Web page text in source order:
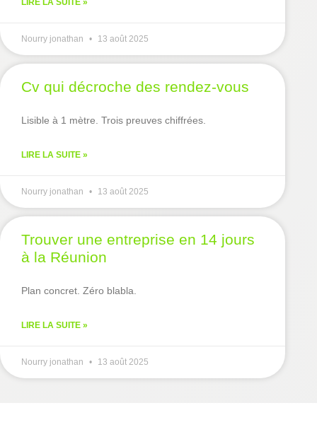
Nourry jonathan 13 août 2025
Cv qui décroche des rendez-vous
Lisible à 1 mètre. Trois preuves chiffrées.
LIRE LA SUITE »
Nourry jonathan 13 août 2025
Trouver une entreprise en 14 jours
à la Réunion
Plan concret. Zéro blabla.
LIRE LA SUITE »
Nourry jonathan 13 août 2025